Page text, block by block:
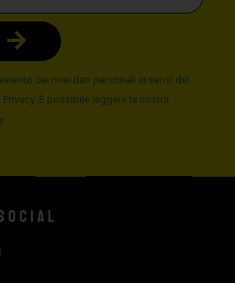
dei miei dati personali ai sensi del
È possibile leggere la nostra